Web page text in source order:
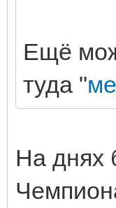
Ещё
туда "
На днях